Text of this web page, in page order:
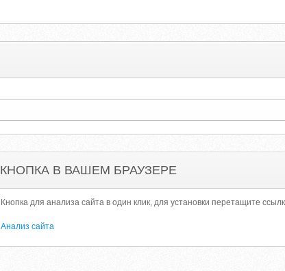
КНОПКА В ВАШЕМ БРАУЗЕРЕ
Кнопка для анализа сайта в один клик, для установки перетащите
Анализ сайта